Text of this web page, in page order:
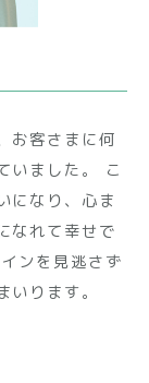
お客さまに何
いました。 こ
になり、⼼ま
なれて幸せで
ンを⾒逃さず
ります。